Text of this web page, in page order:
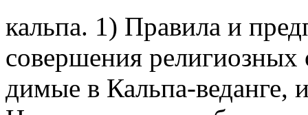
кальпа. 1) Правила и
совершения
димые в Кальпа-веданге,